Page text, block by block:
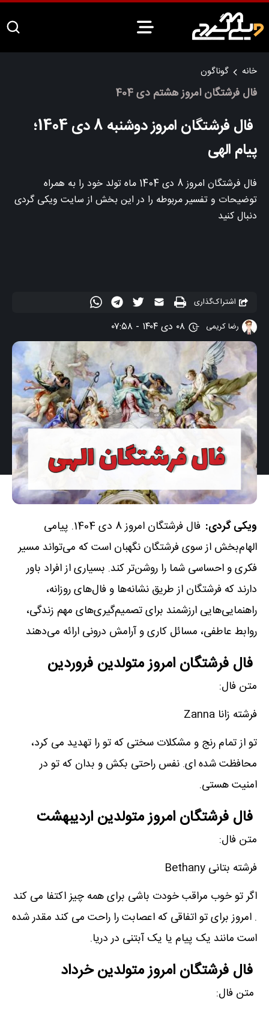
خانه گوناگون
فال فرشتگان امروز هشتم دی 404
فال فرشتگان امروز دوشنبه 8 دی 1404؛
پیام الهی
فال فرشتگان امروز 8 دی 1404 ماه تولد خود را به همراه
توضیحات و تفسیر مربوطه را در این بخش از سایت ویکی گردی
دنبال کنید
اشتراک‌گذاری
رضا کریمی
۰۸ دی ۱۴۰۴ - ۰۷:۵۸
ویکی گردی:
فال فرشتگان امروز 8 دی 1404. پیامی
الهام‌بخش از سوی فرشتگان نگهبان است که می‌تواند مسیر
فکری و احساسی شما را روشن‌تر کند. بسیاری از افراد باور
دارند که فرشتگان از طریق نشانه‌ها و فال‌های روزانه،
راهنمایی‌هایی ارزشمند برای تصمیم‌گیری‌های مهم زندگی،
روابط عاطفی، مسائل کاری و آرامش درونی ارائه می‌دهند
فال فرشتگان امروز متولدین فروردین
متن فال:
فرشته زانا Zanna
تو از تمام رنج و مشکلات سختی که تو را تهدید می کرد،
محافظت شده ای. نفس راحتی بکش و بدان که تو در
امنیت هستی.
فال فرشتگان امروز متولدین اردیبهشت
متن فال:
فرشته بتانی Bethany
اگر تو خوب مراقب خودت باشی برای همه چیز اکتفا می کند
. امروز برای تو اتفاقی که اعصابت را راحت می کند مقدر شده
است مانند یک پیام یا یک آبتنی در دریا.
فال فرشتگان امروز متولدین خرداد
متن فال: